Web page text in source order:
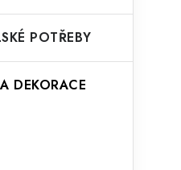
POTŘEBY
DEKORACE